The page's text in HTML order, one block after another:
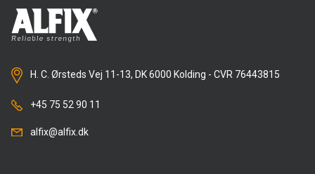
H. C. Ørsteds Vej 11-13, DK 6000 Kolding - CVR 76443815
+45 75 52 90 11
alfix@alfix.dk